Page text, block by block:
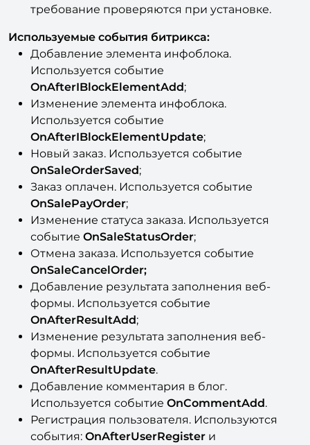
требование проверяются при установке.
Используемые события битрикса:
Добавление элемента инфоблока.
Используется событие
OnAfterIBlockElementAdd;
Изменение элемента инфоблока.
Используется событие
OnAfterIBlockElementUpdate;
Новый заказ. Используется событие
OnSaleOrderSaved;
Заказ оплачен. Используется событие
OnSalePayOrder;
Изменение статуса заказа. Используется
событие OnSaleStatusOrder;
Отмена заказа. Используется событие
OnSaleCancelOrder;
Добавление результата заполнения веб-
формы. Используется событие
OnAfterResultAdd;
Изменение результата заполнения веб-
формы. Используется событие
OnAfterResultUpdate.
Добавление комментария в блог.
Используется событие OnCommentAdd.
Регистрация пользователя. Используются
события: OnAfterUserRegister и